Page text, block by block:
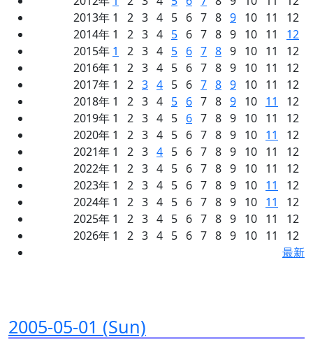
2013年 1 2 3 4 5 6 7 8 9 10 11 12
2014年 1 2 3 4 5 6 7 8 9 10 11 12
2015年 1 2 3 4 5 6 7 8 9 10 11 12
2016年 1 2 3 4 5 6 7 8 9 10 11 12
2017年 1 2 3 4 5 6 7 8 9 10 11 12
2018年 1 2 3 4 5 6 7 8 9 10 11
12
2019年 1 2 3 4 5 6 7 8 9 10 11 12
2020年 1 2 3 4 5 6 7 8 9 10 11
12
2021年 1 2 3 4 5 6 7 8 9 10 11 12
2022年 1 2 3 4 5 6 7 8 9 10 11 12
2023年 1 2 3 4 5 6 7 8 9 10 11
12
2024年 1 2 3 4 5 6 7 8 9 10 11
12
2025年 1 2 3 4 5 6 7 8 9 10 11 12
2026年 1 2 3 4 5 6 7 8 9 10 11 12
最新
2005-05-01 (Sun)